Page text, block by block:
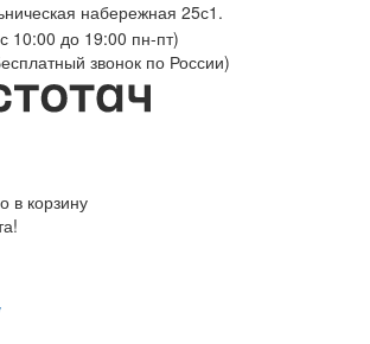
набережная 25с1.
10:00 до 19:00 пн-пт)
звонок по России)
в корзину